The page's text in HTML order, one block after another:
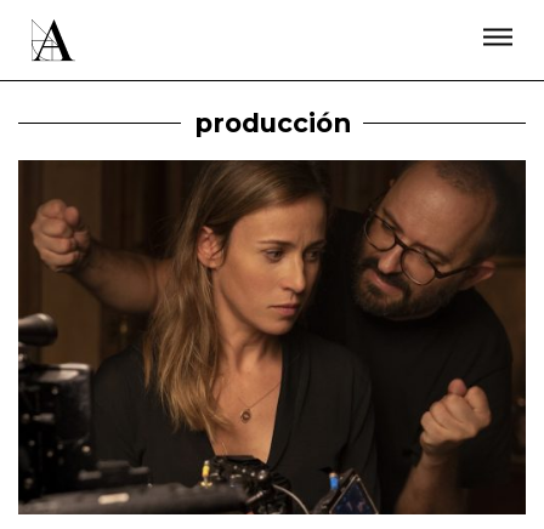
producción
ÚNETE A LA ACADEMIA DE CINE
PRENSA
NEWSLETTER